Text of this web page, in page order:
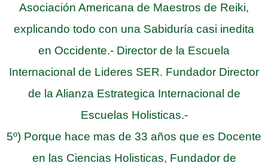
Asociación Americana de Maestros de Reiki,
explicando todo con una Sabiduría casi inedita
en Occidente.- Director de la Escuela
Internacional de Lideres SER. Fundador Director
de la Alianza Estrategica Internacional de
Escuelas Holisticas.-
5º) Porque hace mas de 33 años que es Docente
en las Ciencias Holisticas, Fundador de